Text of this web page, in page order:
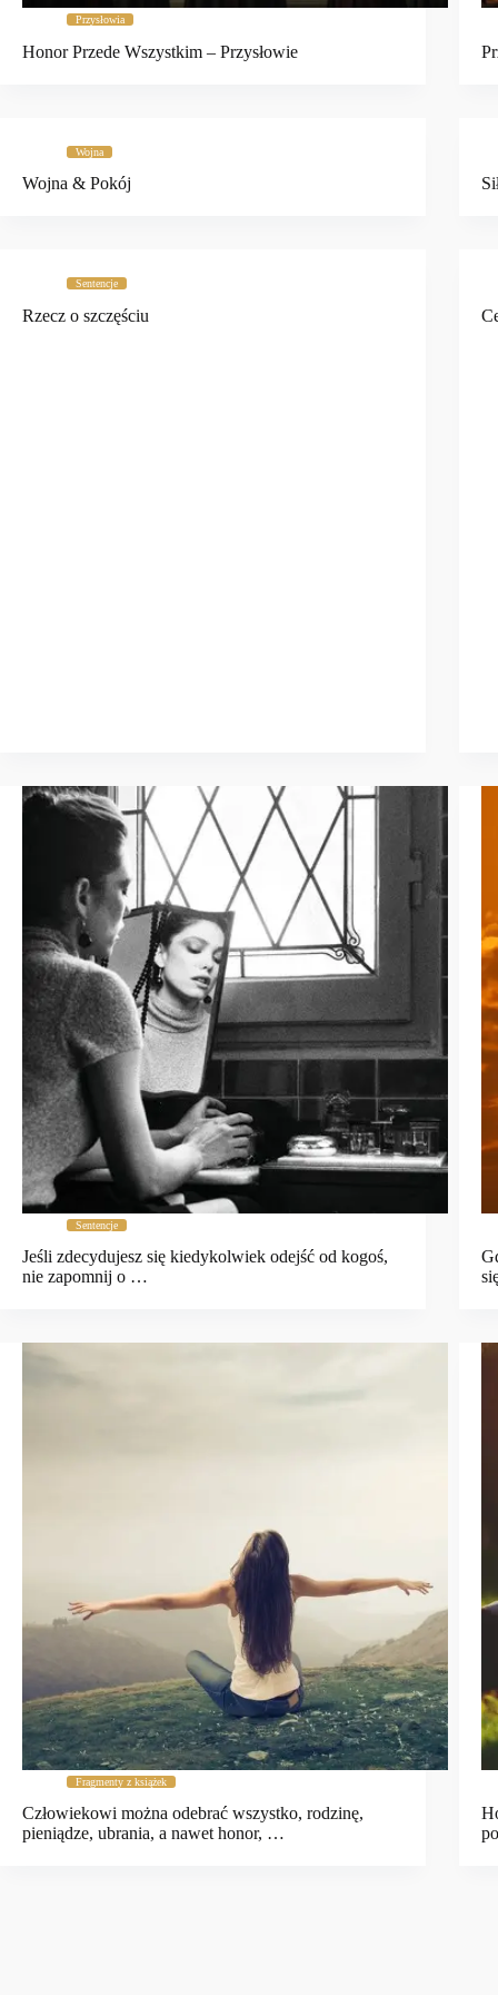
Przysłowia
Honor Przede Wszystkim – Przysłowie
Wojna
Wojna & Pokój
Sentencje
Rzecz o szczęściu
Sentencje
Jeśli zdecydujesz się kiedykolwiek odejść od kogoś,
nie zapomnij o …
Fragmenty z książek
Człowiekowi można odebrać wszystko, rodzinę,
pieniądze, ubrania, a nawet honor, …